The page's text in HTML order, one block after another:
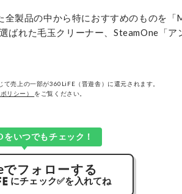
製品の中から特におすすめのものを
ばれた毛玉クリーナー、SteamOne「
売上の一部が360LiFE（晋遊舎）に還元されます。
リシー） をご覧ください。
いつでもチェック！
でフォローする
にチェック✅を入れてね